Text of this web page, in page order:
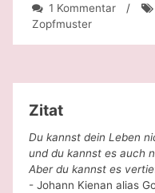
1 Kommentarzu /
Zopfmuster
Zitat
Du kannst dein Leben
und du kannst es auch
Aber du kannst es
- Johann Kienan alias